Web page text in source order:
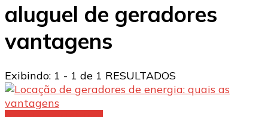
aluguel de geradores
vantagens
Exibindo: 1 - 1 de 1 RESULTADOS